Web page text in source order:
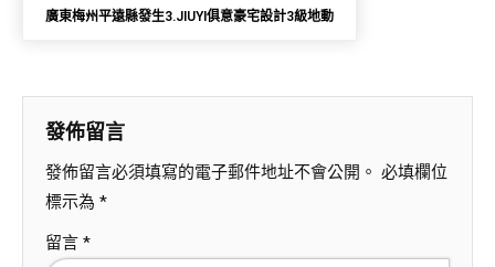
廣東梅州平遠縣發生3.JIUYI俱意豪宅設計3級地動
發佈留言
發佈留言必須填寫的電子郵件地址不會公開。 必填欄位
標示為 *
留言 *